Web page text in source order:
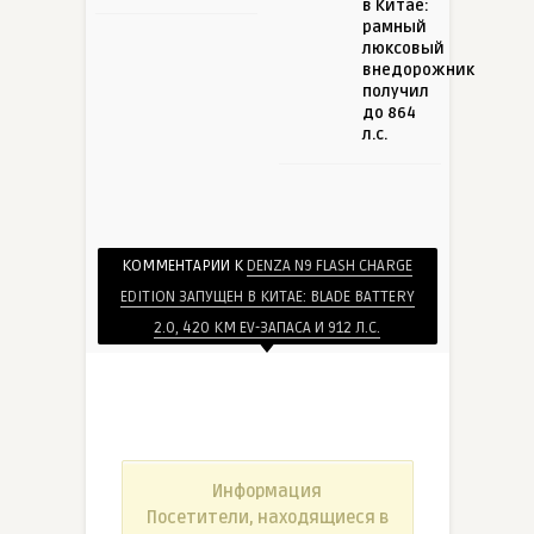
в Китае:
рамный
люксовый
внедорожник
получил
до 864
л.с.
КОММЕНТАРИИ КDENZA N9 FLASH CHARGE
EDITION ЗАПУЩЕН В КИТАЕ: BLADE BATTERY
2.0, 420 КМ EV-ЗАПАСА И 912 Л.С.
Информация
Посетители, находящиеся в